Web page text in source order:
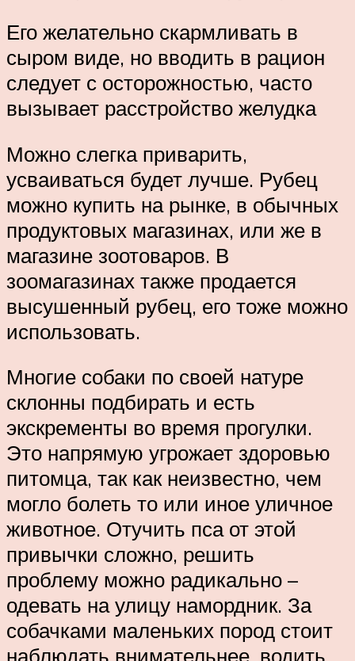
Его желательно скармливать в
сыром виде, но вводить в рацион
следует с осторожностью, часто
вызывает расстройство желудка
Можно слегка приварить,
усваиваться будет лучше. Рубец
можно купить на рынке, в обычных
продуктовых магазинах, или же в
магазине зоотоваров. В
зоомагазинах также продается
высушенный рубец, его тоже можно
использовать.
Многие собаки по своей натуре
склонны подбирать и есть
экскременты во время прогулки.
Это напрямую угрожает здоровью
питомца, так как неизвестно, чем
могло болеть то или иное уличное
животное. Отучить пса от этой
привычки сложно, решить
проблему можно радикально –
одевать на улицу намордник. За
собачками маленьких пород стоит
наблюдать внимательнее, водить